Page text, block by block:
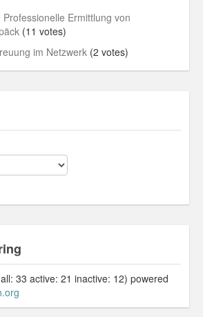
Ermittlung von
(11 votes)
im Netzwerk (2 votes)
33 active: 21 inactive: 12) powered